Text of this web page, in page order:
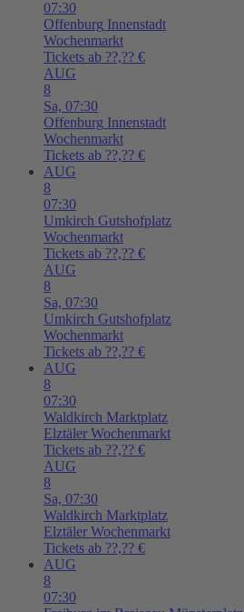
07:30
Offenburg Innenstadt
Wochenmarkt
Tickets ab ??,?? €
AUG
8
Sa, 07:30
Offenburg Innenstadt
Wochenmarkt
Tickets ab ??,?? €
AUG
8
07:30
Umkirch Gutshofplatz
Wochenmarkt
Tickets ab ??,?? €
AUG
8
Sa, 07:30
Umkirch Gutshofplatz
Wochenmarkt
Tickets ab ??,?? €
AUG
8
07:30
Waldkirch Marktplatz
Elztäler Wochenmarkt
Tickets ab ??,?? €
AUG
8
Sa, 07:30
Waldkirch Marktplatz
Elztäler Wochenmarkt
Tickets ab ??,?? €
AUG
8
07:30